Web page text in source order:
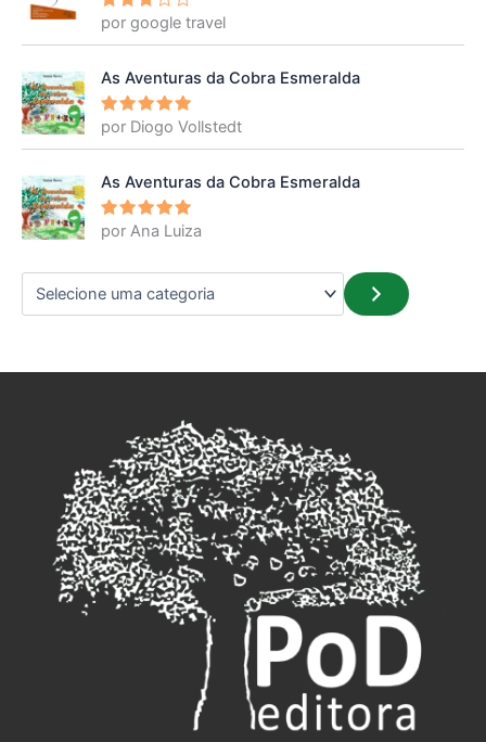
Avalia
ção3
por google travel
As Aventuras da Cobra Esmeralda
Avaliação
5
por Diogo Vollstedt
As Aventuras da Cobra Esmeralda
Avaliação
5
por Ana Luiza